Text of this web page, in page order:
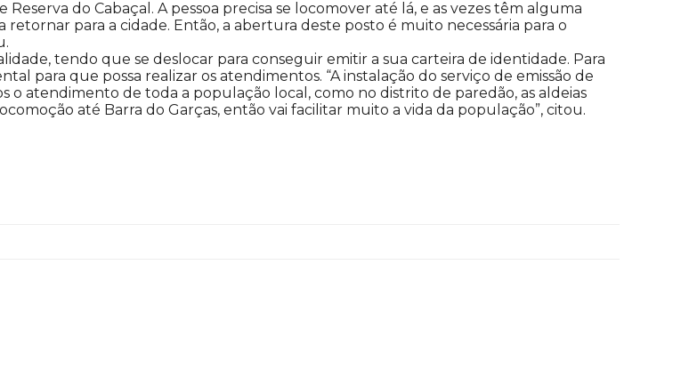
do Cabaçal. A pessoa precisa se locomover até lá, e as vezes têm alguma
para a cidade. Então, a abertura deste posto é muito necessária para o
tendo que se deslocar para conseguir emitir a sua carteira de identidade. Para
para que possa realizar os atendimentos. “A instalação do serviço de emissão de
o atendimento de toda a população local, como no distrito de paredão, as aldeias
até Barra do Garças, então vai facilitar muito a vida da população”, citou.